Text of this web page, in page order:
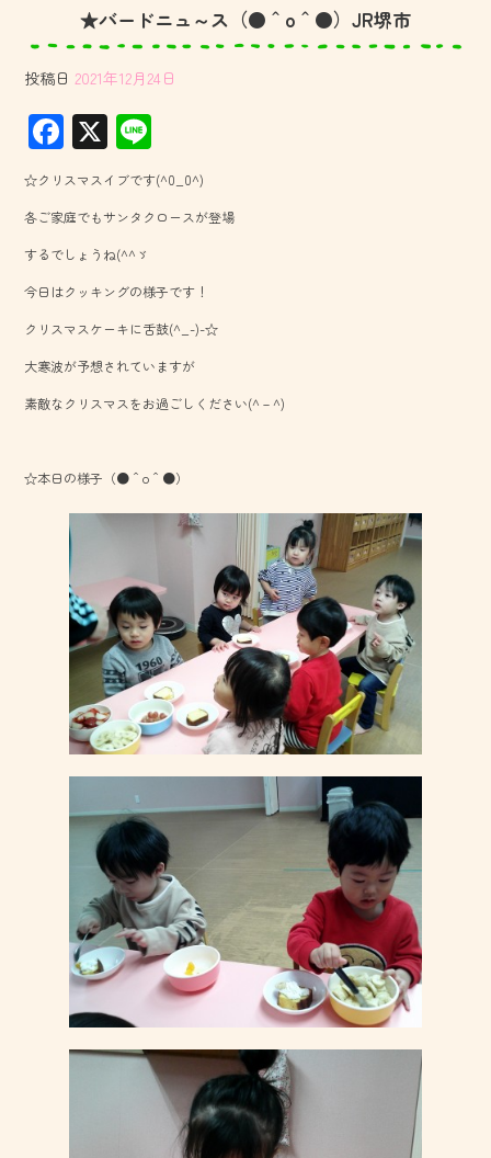
★バードニュ～ス（●＾o＾●）JR堺市
投稿日 2021年12月24日
F
ac
e
b
o
ok
X
ne
☆クリスマスイブです(^0_0^)
各ご家庭でもサンタクロースが登場
するでしょうね(^^ゞ
今日はクッキングの様子です！
クリスマスケーキに舌鼓(^_-)-☆
大寒波が予想されていますが
素敵なクリスマスをお過ごしください(^－^)
☆本日の様子（●＾o＾●）